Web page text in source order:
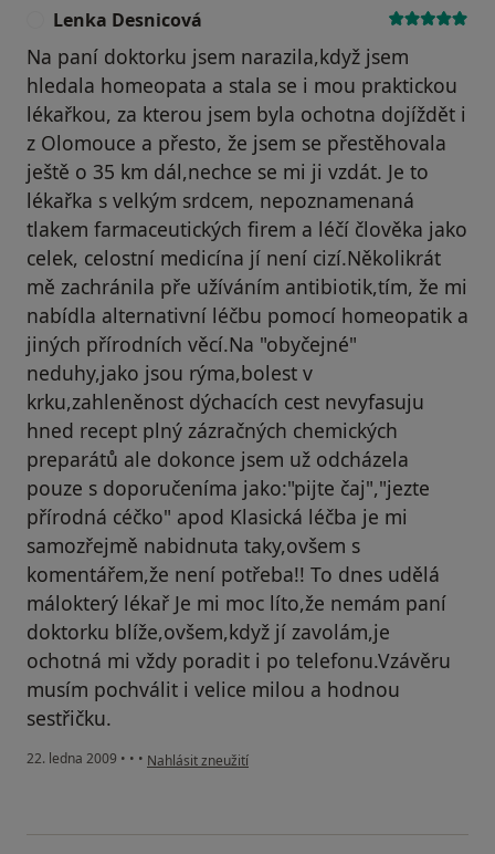
Lenka Desnicová
Na paní doktorku jsem narazila,když jsem
hledala homeopata a stala se i mou praktickou
lékařkou, za kterou jsem byla ochotna dojíždět i
z Olomouce a přesto, že jsem se přestěhovala
ještě o 35 km dál,nechce se mi ji vzdát. Je to
lékařka s velkým srdcem, nepoznamenaná
tlakem farmaceutických firem a léčí člověka jako
celek, celostní medicína jí není cizí.Několikrát
mě zachránila pře užíváním antibiotik,tím, že mi
nabídla alternativní léčbu pomocí homeopatik a
jiných přírodních věcí.Na "obyčejné"
neduhy,jako jsou rýma,bolest v
krku,zahleněnost dýchacích cest nevyfasuju
hned recept plný zázračných chemických
preparátů ale dokonce jsem už odcházela
pouze s doporučeníma jako:"pijte čaj","jezte
přírodná céčko" apod Klasická léčba je mi
samozřejmě nabidnuta taky,ovšem s
komentářem,že není potřeba!! To dnes udělá
málokterý lékař Je mi moc líto,že nemám paní
doktorku blíže,ovšem,když jí zavolám,je
ochotná mi vždy poradit i po telefonu.Vzávěru
musím pochválit i velice milou a hodnou
sestřičku.
22. ledna 2009 • • • podle názoru uživatele Lenka Desnicová
Nahlásit zneužití